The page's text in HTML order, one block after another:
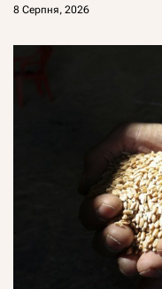
8 Серпня, 2026